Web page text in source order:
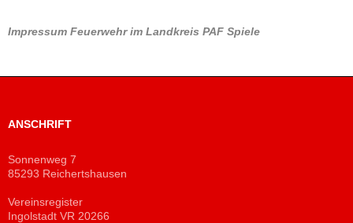
Impressum Feuerwehr im Landkreis PAF Spiele
ANSCHRIFT
Sonnenweg 7
85293 Reichertshausen
Vereinsregister
Ingolstadt VR 20266